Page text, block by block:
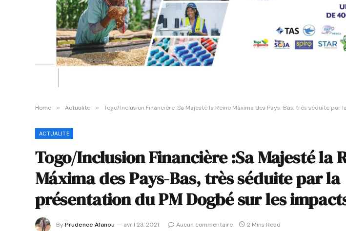
Home » Actualite » Togo/Inclusion Financière :Sa Majesté la Reine Máxima des Pays-Bas, très séduite par
ACTUALITE
Togo/Inclusion Financière :Sa Majesté la
Máxima des Pays-Bas, très séduite par la
présentation du PM Dogbé sur les
ByPrudence Afanou avril 23, 2021 Aucun commentaire 2 Mins Read